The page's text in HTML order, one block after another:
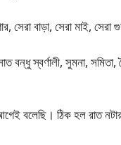
সেরা বাড়া, সেরা মাই,
সাত বন্ধু স্বর্ণালী,
বলেছি। ঠিক হল রাত নটার